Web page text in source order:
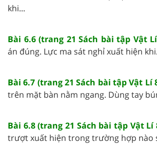
khi...
Bài 6.6 (trang 21 Sách bài tập Vật
án đúng. Lực ma sát nghỉ xuất hiện
Bài 6.7 (trang 21 Sách bài tập Vật Lí
trên mặt bàn nằm ngang. Dùng tay
Bài 6.8 (trang 21 Sách bài tập Vật Lí
trượt xuất hiện trong trường hợp nào